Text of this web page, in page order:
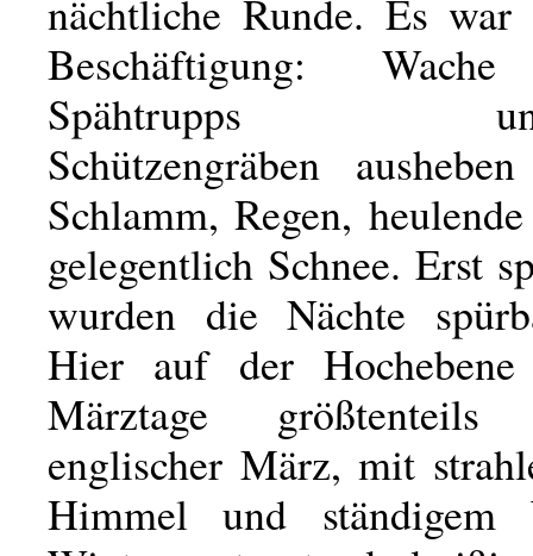
nächtliche Runde. Es
Beschäftigung:
Spähtrupps
Schützengräben
Schlamm, Regen,
gelegentlich Schnee. Erst
wurden die Nächte
Hier auf der
Märztage
englischer März, mit
Himmel und